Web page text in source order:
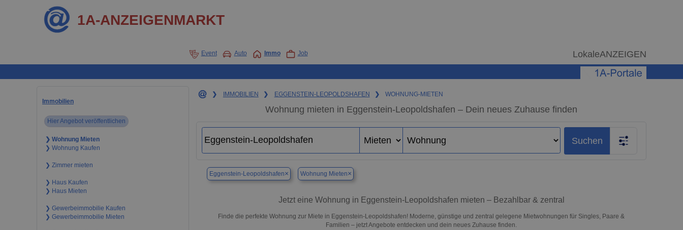
1A-ANZEIGENMARKT
Event Auto Immo Job LokaleANZEIGEN
Immobilien
Hier Angebot veröffentlichen
❯ Wohnung Mieten
❯ Wohnung Kaufen
❯ Zimmer mieten
❯ Haus Kaufen
❯ Haus Mieten
❯ Gewerbeimmobilie Kaufen
❯ Gewerbeimmobilie Mieten
❯ IMMOBILIEN ❯ EGGENSTEIN-LEOPOLDSHAFEN ❯ WOHNUNG-MIETEN
Wohnung mieten in Eggenstein-Leopoldshafen – Dein neues Zuhause finden
Suchen
Eggenstein-Leopoldshafen× Wohnung Mieten×
Jetzt eine Wohnung in Eggenstein-Leopoldshafen mieten – Bezahlbar & zentral
Finde die perfekte Wohnung zur Miete in Eggenstein-Leopoldshafen! Moderne, günstige und zentral gelegene Mietwohnungen für Singles, Paare &
Familien – jetzt Angebote entdecken und dein neues Zuhause finden.